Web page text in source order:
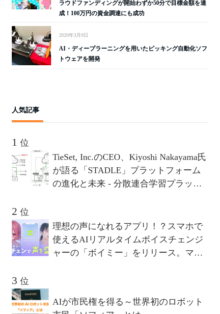
ラウドファンディングが開始わずか50分で目標金額を達
成！100万円の資金調達にも成功
2020年3月9日
AI・ディープラーニングを用いたピッキング自動化ソフ
トウェアを開発
人気記事
位
TieSet, Inc.のCEO、Kiyoshi Nakayama氏
が語る「STADLE」プラットフォーム
の進化と未来 - 分散連合学習プラット
位
理想の声になれるアプリ！？スマホで
使えるAIリアルタイムボイスチェンジ
ャーの「ボイミー」をリリース。マイ
位
AIが市民権を得る～世界初のロボット